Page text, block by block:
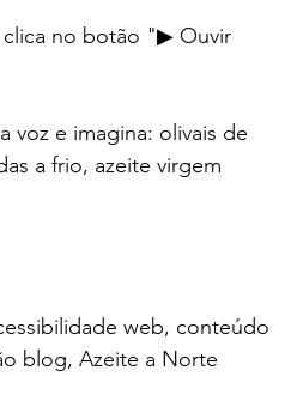
no botão "▶ Ouvir
voz e imagina: olivais de
a frio, azeite virgem
web, conteúdo
blog, Azeite a Norte